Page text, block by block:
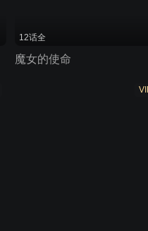
12话全
魔女的使命